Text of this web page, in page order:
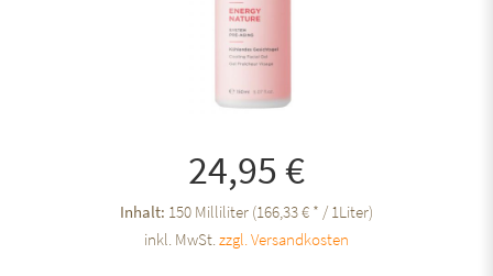
24,95 €
Inhalt: 150 Milliliter (166,33 € * / 1Liter)
inkl. MwSt.zzgl. Versandkosten